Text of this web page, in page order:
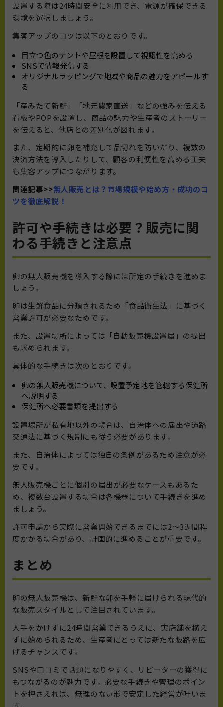
設置する際は24時間安全に利用でき、電源が確保できる
環境を選択しましょう。
集客アップのコツは以下のとおりです。
目立つ色のテントや屋根を設置して視認性を高める
SNSで情報発信する
オリジナルラッピングで地域や商品の魅力をアピールす
る
「産みたて新鮮」「地元農家直送」などの強みを伝える
看板やPOPを設置し、商品の魅力や生産者のストーリー
を伝えると、他店との差別化が図れます。
また、定期的に卵を補充して品切れを防いだり、複数の
決済方法を導入したりして、顧客の利便性を高める工夫
も集客アップにつながります。
関連記事>>無人販売とは？市場規模や始め方・成功のコ
ツを徹底解説！
許可や手続きは必要？販売に関
わる手続きと注意点
卵の無人販売機を導入する際には所定の手続きを進めま
しょう。
卵は生鮮食品に分類されるため「食品衛生法」に基づく
営業許可が必要なためです。
また、設置場所によっては「自動販売機設置届」の提出
も求められます。
具体的な手続きは次のとおりです。
卵の無人販売機について、設置予定地を管轄する保健所
へ説明する
保健所へ必要書類を提出する
設置場所が私有地以外の場合は、自治体への届出や道路
交通法に基づく規制にも従う必要があります。
また、自治体によっては独自の条例があるため注意が必
要です。
無人販売機ごとに個別の届出が必要なケースもあるた
め、複数台設置する場合は各機器について手続きを進め
ましょう。
許可申請から実際に営業開始できるまでには2〜3週間程
度かかる場合があり、計画的に進めることが重要です。
まとめ
卵の無人販売機は、新鮮な卵を手軽に届けられる現代的
な販売スタイルとして注目されています。
人手をかけずに24時間営業できるうえに、実店舗を構え
ずに始められるため、生産者にとっては新たな販路を広
げるチャンスです。
SNSや口コミで話題になりやすく、リピーターの獲得に
もつながるのが魅力です。必要な手続きや管理のポイン
トを押さえれば、無理のない形で安定した経営が叶いま